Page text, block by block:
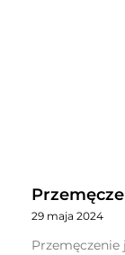
29 maja 2024